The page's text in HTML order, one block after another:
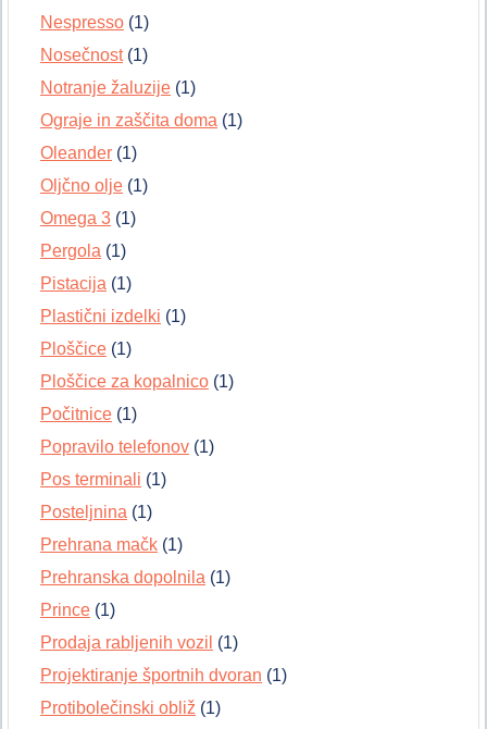
Nespresso (1)
Nosečnost(1)
Notranje žaluzije (1)
Ograje in zaščita doma (1)
Oleander (1)
Oljčno olje (1)
Omega 3 (1)
Pergola (1)
Pistacija (1)
Plastični izdelki (1)
Ploščice (1)
Ploščice za kopalnico (1)
Počitnice (1)
Popravilo telefonov (1)
Pos terminali (1)
Posteljnina (1)
Prehrana mačk (1)
Prehranska dopolnila (1)
Prince (1)
Prodaja rabljenih vozil (1)
Projektiranje športnih dvoran (1)
Protibolečinski obliž (1)